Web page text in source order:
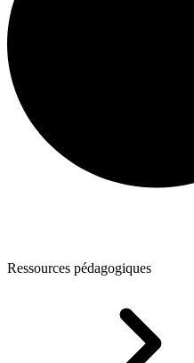
Ressources pédagogiques